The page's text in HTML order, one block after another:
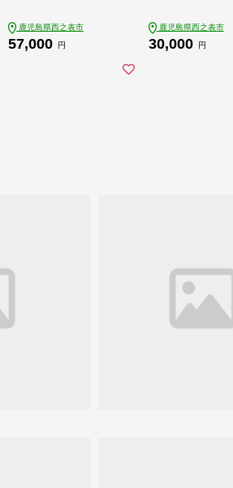
BQ 人気の部位 A4ラ
ンク オススメのセッ
鹿児島県西之表市
57,000 円
炙り焼き 人気
牛 A4ランク 西
鹿児島県西之表市
30,000 円